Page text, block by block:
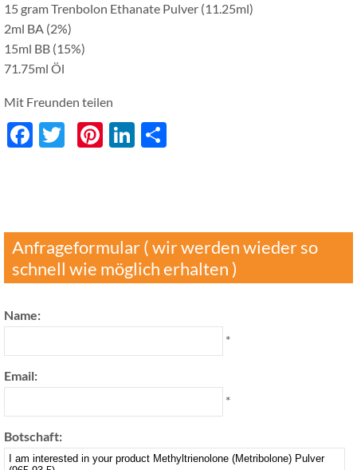
15 gram Trenbolon Ethanate Pulver (11.25ml)
2ml BA (2%)
15ml BB (15%)
71.75ml Öl
Mit Freunden teilen
Facebook
Twitter
Pinterest
LinkedIn
Anfrageformular ( wir werden wieder so
schnell wie möglich erhalten )
Name:
*
Email:
*
Botschaft: